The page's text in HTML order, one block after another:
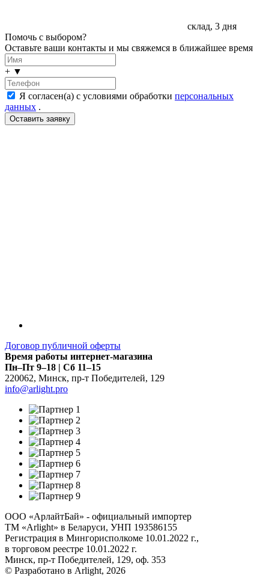
склад, 3 дня
Помочь с выбором?
Оставьте ваши контакты и мы свяжемся в ближайшее время
+ ▼
Я согласен(а) с условиями обработки персональных
данных .
Договор публичной оферты
Время работы интернет-магазина
Пн–Пт 9–18 | Сб 11–15
220062, Минск, пр-т Победителей, 129
info@arlight.pro
ООО «АрлайтБай» - официальный импортер
ТМ «Arlight» в Беларуси, УНП 193586155
Регистрация в Мингорисполкоме 10.01.2022 г.,
в торговом реестре 10.01.2022 г.
Минск, пр-т Победителей, 129, оф. 353
© Разработано в Arlight, 2026